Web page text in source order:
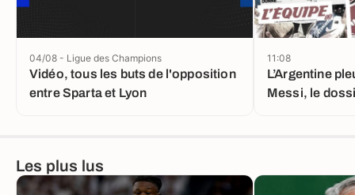
Vidéo, tous les buts de l'opposition
entre Sparta et Lyon
04/08 - Ligue des Champions
L’Argentine
Messi, le
11:08
Les plus lus